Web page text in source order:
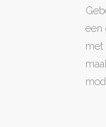
een
met